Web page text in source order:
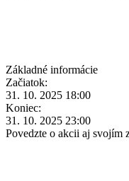
Základné informácie
Začiatok:
31. 10. 2025 18:00
Koniec:
31. 10. 2025 23:00
Povedzte o akcii aj svojím